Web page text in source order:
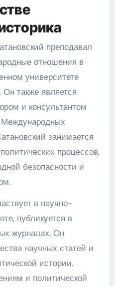
преподавал
отношения в
университете
также является
и консультантом
Международных
занимается
процессов,
безопасности и
в научно-
публикуется в
журналах. Он
научных статей и
истории,
и политической